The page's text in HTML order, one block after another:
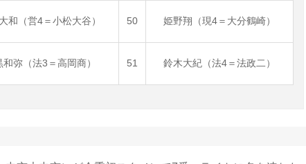
和（営4＝小松大谷） 50 姫野翔（現4＝大分鶴崎）
和弥（法3＝高岡商） 51 鈴木大紀（法4＝法政二）